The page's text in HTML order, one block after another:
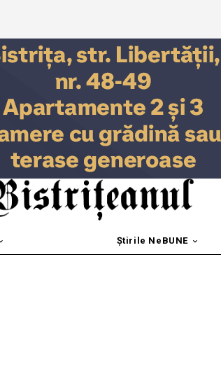
Știrile NeBUNE